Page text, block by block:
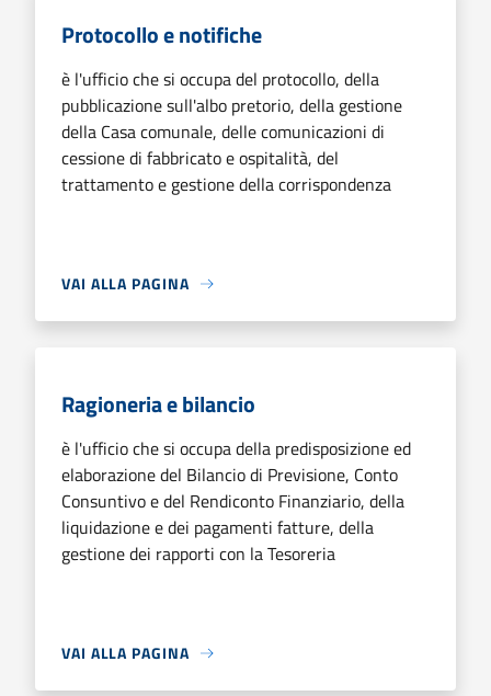
Protocollo e notifiche
è l'ufficio che si occupa del protocollo, della
pubblicazione sull'albo pretorio, della gestione
della Casa comunale, delle comunicazioni di
cessione di fabbricato e ospitalità, del
trattamento e gestione della corrispondenza
VAI ALLA PAGINA
Ragioneria e bilancio
è l'ufficio che si occupa della predisposizione ed
elaborazione del Bilancio di Previsione, Conto
Consuntivo e del Rendiconto Finanziario, della
liquidazione e dei pagamenti fatture, della
gestione dei rapporti con la Tesoreria
VAI ALLA PAGINA